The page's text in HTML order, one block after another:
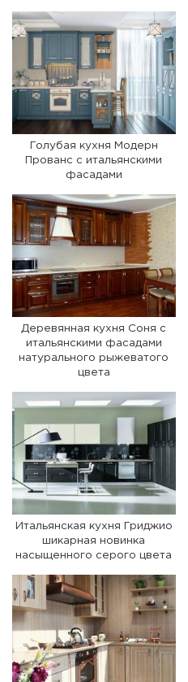
Голубая кухня Модерн
Прованс с итальянскими
фасадами
Деревянная кухня Соня с
итальянскими фасадами
натурального рыжеватого
цвета
Итальянская кухня Гриджио
шикарная новинка
насыщенного серого цвета